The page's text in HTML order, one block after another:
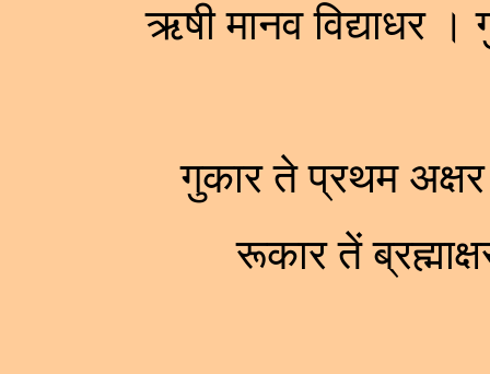
ऋषी मानव विद्याधर
गुकार ते प्रथम
रूकार तें